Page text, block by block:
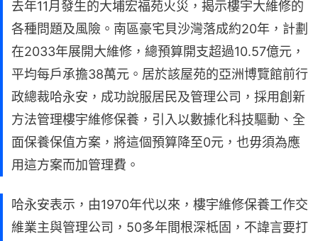
去年11月發生的大埔宏福苑火災，揭示樓宇大維修的
各種問題及風險。南區豪宅貝沙灣落成約20年，計劃
在2033年展開大維修，總預算開支超過10.57億元，
平均每戶承擔38萬元。居於該屋苑的亞洲博覽館前行
政總裁哈永安，成功說服居民及管理公司，採用創新
方法管理樓宇維修保養，引入以數據化科技驅動、全
面保養保值方案，將這個預算降至0元，也毋須為應
用這方案而加管理費。
哈永安表示，由1970年代以來，樓宇維修保養工作交
維業主與管理公司，50多年間根深柢固，不諱言要打